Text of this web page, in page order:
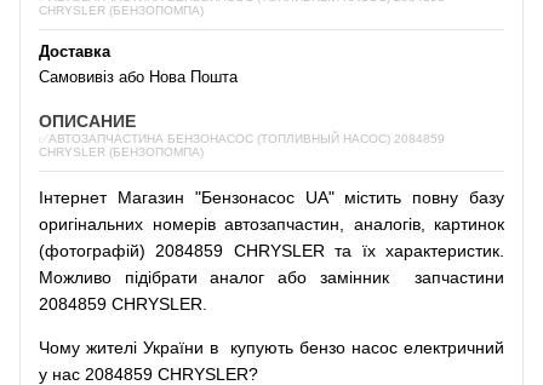
CHRYSLER (БЕНЗОПОМПА)
Доставка
Самовивіз або Нова Пошта
ОПИСАНИЕ
✅АВТОЗАПЧАСТИНА БЕНЗОНАСОС (ТОПЛИВНЫЙ НАСОС) 2084859
CHRYSLER (БЕНЗОПОМПА)
Інтернет Магазин "Бензонасос UA" містить повну базу
оригінальних номерів автозапчастин аналогів,
картинок
(фотографій) 2084859 CHRYSLER та їх характеристик.
Можливо
підібрати аналог або замінникзапчастини
2084859 CHRYSLER.
Чому жителі України в купують бензо насос електричний
у нас 2084859 CHRYSLER?